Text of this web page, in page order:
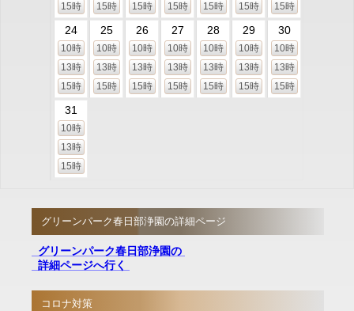
15時
15時
15時
15時
15時
15時
15時
24
10時
13時
15時
25
10時
13時
15時
26
10時
13時
15時
27
10時
13時
15時
28
10時
13時
15時
29
10時
13時
15時
30
10時
13時
15時
31
10時
13時
15時
グリーンパーク春日部浄園の詳細ページ
グリーンパーク春日部浄園の
詳細ページへ行く
コロナ対策